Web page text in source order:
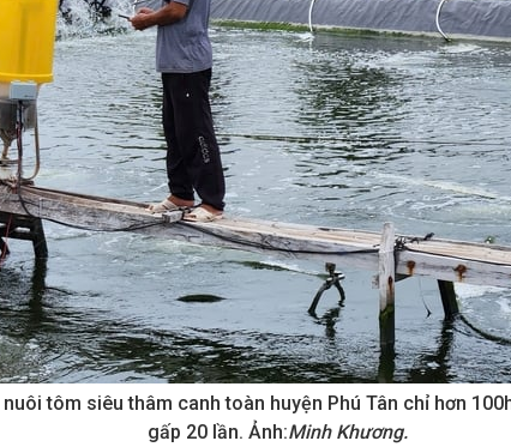
tôm siêu thâm canh toàn huyện Phú Tân chỉ hơn
gấp 20 lần. Ảnh:Minh Khương.